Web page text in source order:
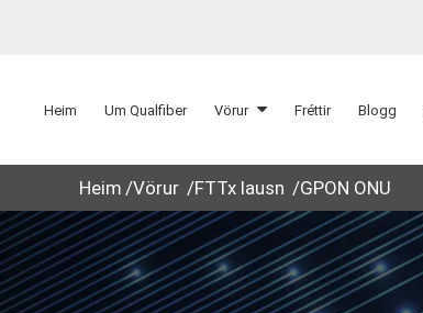
Heim Um Qualfiber Vörur Fréttir Blogg
Heim Vörur FTTx lausn GPON ONU